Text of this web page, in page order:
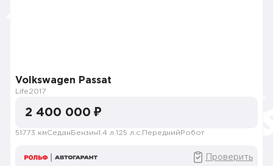
Volkswagen Passat
Life2017
2 400 000 ₽
51773 кмСедан Бензин1.4 л. 125 л.с. Передний Робот
Проверить